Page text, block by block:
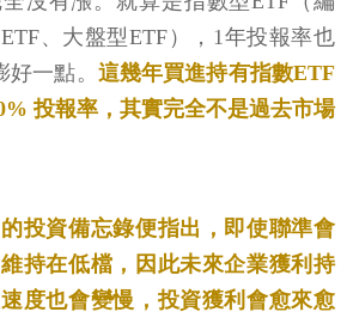
、大盤型ETF），1年投報率也
一點。 這幾年買進持有指數ETF
投報率，其實完全不是過去市場
投資備忘錄便指出，即使聯準會
持在低檔，因此未來企業獲利持
度也會變慢，投資獲利會愈來愈